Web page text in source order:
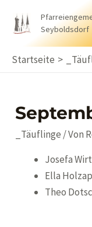
Inhalt
Seyboldsdorf
Startseite
_Täuflinge / Von
Josefa
Ella
Theo